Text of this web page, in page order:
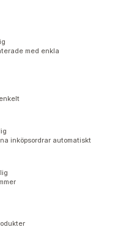
med enkla
inköpsordrar automatiskt